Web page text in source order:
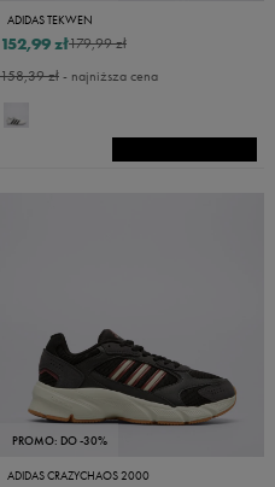
ADIDAS TEKWEN
179,99 zł
152,99 zł
158,39 zł- najniższa cena
PROMO: DO -30%
ADIDAS CRAZYCHAOS 2000